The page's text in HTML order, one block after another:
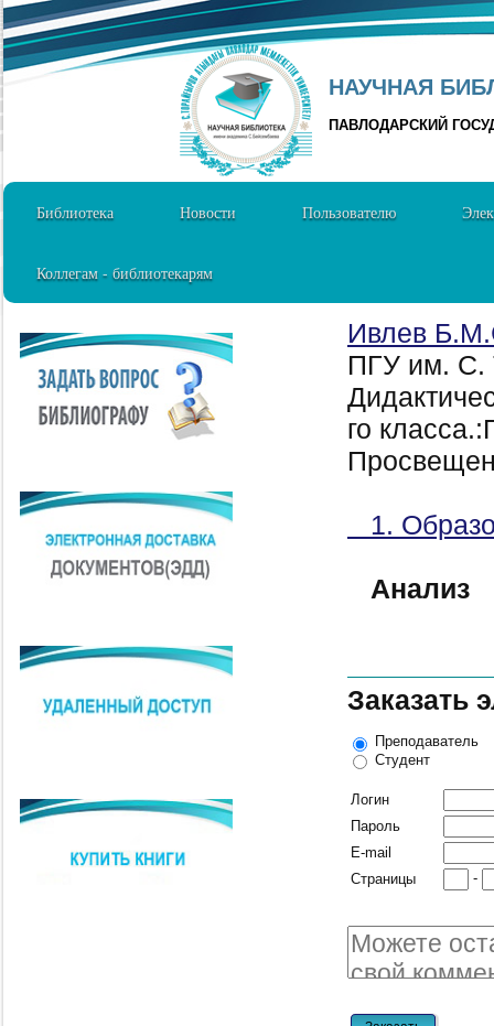
НАУЧНАЯ
ПАВЛОДАРСКИЙ
Библиотека Новости Пользователю
Коллегам - библиотекарям
Ивлев
ПГУ им. С.
го
1.
Анализ
Заказать
Преподаватель
Студент
Логин
Пароль
E-mail
Страницы
-